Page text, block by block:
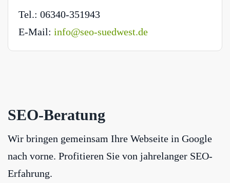
Tel.: 06340-351943
E-Mail: info@seo-suedwest.de
SEO-Beratung
Wir bringen gemeinsam Ihre Webseite in Google
nach vorne. Profitieren Sie von jahrelanger SEO-
Erfahrung.